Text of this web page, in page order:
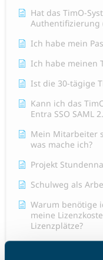
Hat das TimO-
Authentifizierung
Ich habe mein
Ich habe meinen
Ist die 30-tägige
Kann ich das
Entra SSO SAML
Mein Mitarbeiter
was mache ich?
Projekt
Schulweg als
Warum benötige
meine
Lizenzplätze?